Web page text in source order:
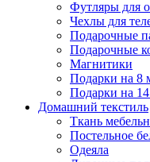
Футляры для
Чехлы для
Подарочные
Подарочные
Магнитики
Подарки на 8
Подарки на
Домашний текстиль
Ткань
Постельное
Одеяла